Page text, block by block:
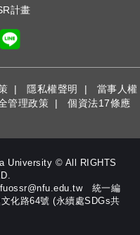
計畫
| 隱私權聲明 | 當事人權
管理政策 | 個資法17條應
University © All RIGHTS
統一編
化路64號 (永續處SDGs共